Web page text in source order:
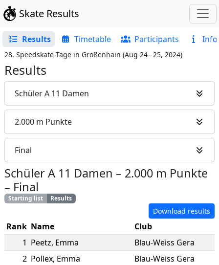
Skate Results
Results Timetable Participants Info
28. Speedskate-Tage in Großenhain (Aug 24 – 25, 2024)
Results
Schüler A 11 Damen
2.000 m Punkte
Final
Schüler A 11 Damen – 2.000 m Punkte
– Final
Starting list Results
Download results
Rank Name
Club
1 Peetz, Emma
Blau-Weiss Gera
2 Pollex, Emma
Blau-Weiss Gera